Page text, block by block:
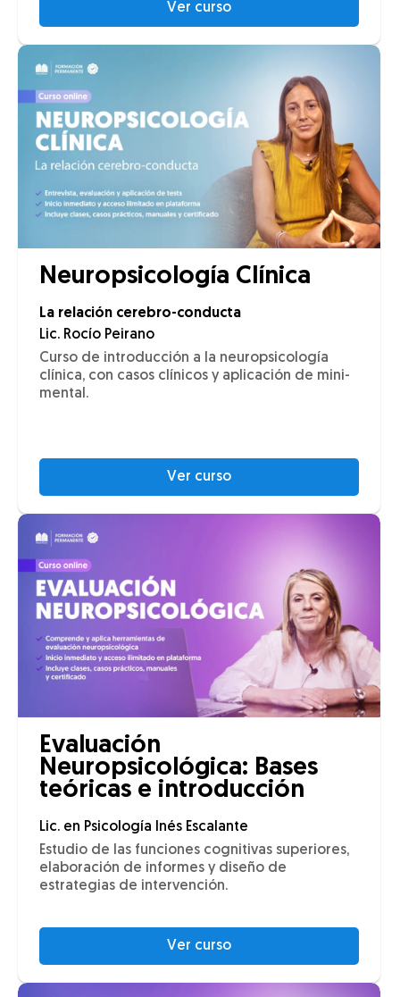
Ver curso
Neuropsicología Clínica
La relación cerebro-conducta
Lic. Rocío Peirano
Curso de introducción a la neuropsicología
clínica, con casos clínicos y aplicación de mini-
mental.
Ver curso
Evaluación
Neuropsicológica: Bases
teóricas e introducción
Lic. en Psicología Inés Escalante
Estudio de las funciones cognitivas superiores,
elaboración de informes y diseño de
estrategias de intervención.
Ver curso